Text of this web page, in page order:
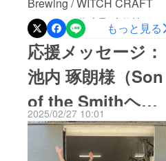
して、今後は訪れるたびに
進化を楽しめるサグラダ
ファミリア的なタップルー
ムをお楽しみ頂けます。贅
沢な時間をぜひ。皆様のご
来店お待ちしております。
トに関しましては改めて
アップ致します。また今回
リターンのスムージーサ
ワーは、今までにないテイ
ストを取り入れ進化したス
ムージーサワー造りに現在
挑戦しています！今回の限
定スムージーはリターンと
MARKET 代表取締役皆さん
ご存じの通り、AMAKUSA
SONAR BEERとWITCH
CRAFT MARKETは、切っ
ても切れない関係、、ズブ
ズブの関係性…そう言われ
ることも少なくありません
が、決して関連会社でもな
もっと見る
応援メッセージ：
池内 琢朗様（Son
of the Smithヘッ
ドブルワー ）
2025/02/27 10:01